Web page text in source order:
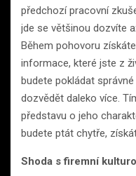
předchozí pracovní
jde se většinou dozvíte
Během pohovoru
informace, které jste z
budete pokládat
dozvědět daleko více.
představu o jeho
budete ptát chytře,
Shoda s firemní